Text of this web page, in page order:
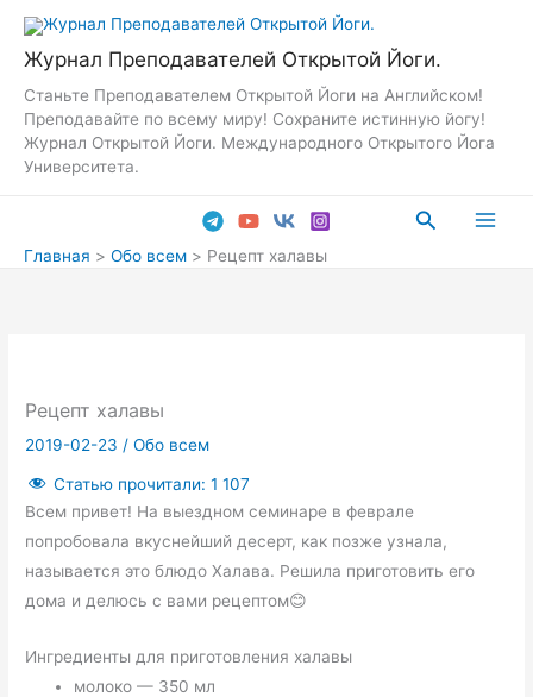
Перейти
содержимому
Журнал Преподавателей Открытой Йоги.
Станьте Преподавателем Открытой Йоги на Английском!
Преподавайте по всему миру! Сохраните истинную йогу!
Журнал Открытой Йоги. Международного Открытого Йога
Университета.
Поиск
Главная Обо всем Рецепт халавы
Рецепт халавы
2019-02-23 /Обо всем
Статью прочитали: 1 107
Всем привет! На выездном семинаре в феврале
попробовала вкуснейший десерт, как позже узнала,
называется это блюдо Халава. Решила приготовить его
дома и делюсь с вами рецептом😊
Ингредиенты для приготовления халавы
молоко — 350 мл